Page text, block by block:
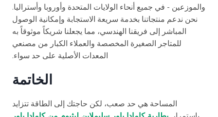
والموزعين - في جميع أنحاء الولايات المتحدة وأوروبا وأستراليا.
نحن ندعم منتجاتنا بخدمة سريعة الاستجابة وإمكانية الوصول
المباشر إلى فريقنا الهندسي، مما يجعلنا شريكاً موثوقاً به
للمتاجر الصغيرة المخصصة والعملاء الكبار من مصنعي
المعدات الأصلية على حد سواء.
الخاتمة
المساحة هي حد صعب، لكن حاجتك إلى الطاقة تتزايد